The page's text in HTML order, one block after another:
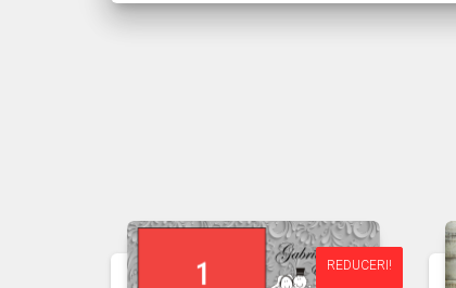
REDUCERI!
REDUCERI!